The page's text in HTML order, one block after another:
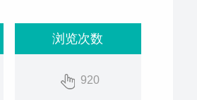
浏览次数
920